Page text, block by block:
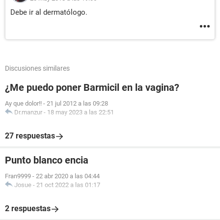
Debe ir al dermatólogo.
Discusiones similares
¿Me puedo poner Barmicil en la vagina?
Ay que dolor!! - 21 jul 2012 a las 09:28
Dr.manzur - 18 may 2023 a las 22:51
27 respuestas
Punto blanco encia
Fran9999 - 22 abr 2020 a las 04:44
Josue - 21 oct 2022 a las 01:17
2 respuestas